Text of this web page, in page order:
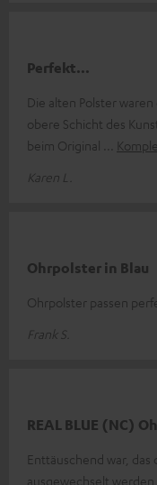
Perfekt...
Die alten Polster
obere Schicht des
beim Original
Karen L.
Ohrpolster in Blau
Ohrpolster passen
Frank S.
REAL BLUE (NC)
Enttäuschend war, das
ausgewechselt